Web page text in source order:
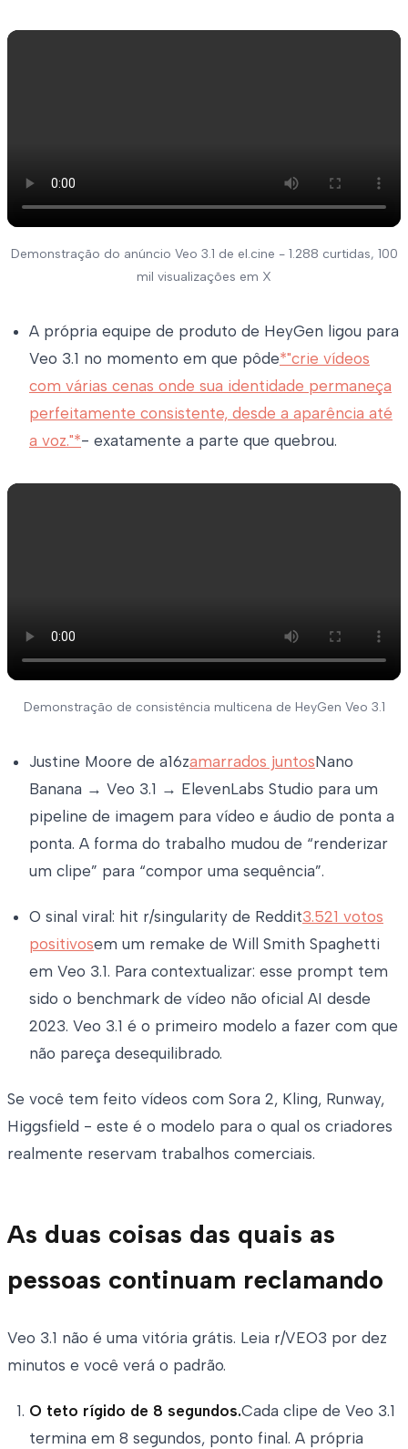
Demonstração do anúncio Veo 3.1 de el.cine - 1.288 curtidas, 100
mil visualizações em X
A própria equipe de produto de HeyGen ligou para
Veo 3.1 no momento em que pôde*"crie vídeos
com várias cenas onde sua identidade permaneça
perfeitamente consistente, desde a aparência até
a voz."*- exatamente a parte que quebrou.
Demonstração de consistência multicena de HeyGen Veo 3.1
Justine Moore de a16zamarrados juntosNano
Banana → Veo 3.1 → ElevenLabs Studio para um
pipeline de imagem para vídeo e áudio de ponta a
ponta. A forma do trabalho mudou de “renderizar
um clipe” para “compor uma sequência”.
O sinal viral: hit r/singularity de Reddit3.521 votos
positivosem um remake de Will Smith Spaghetti
em Veo 3.1. Para contextualizar: esse prompt tem
sido o benchmark de vídeo não oficial AI desde
2023. Veo 3.1 é o primeiro modelo a fazer com que
não pareça desequilibrado.
Se você tem feito vídeos com Sora 2, Kling, Runway,
Higgsfield - este é o modelo para o qual os criadores
realmente reservam trabalhos comerciais.
As duas coisas das quais as
pessoas continuam reclamando
Veo 3.1 não é uma vitória grátis. Leia r/VEO3 por dez
minutos e você verá o padrão.
O teto rígido de 8 segundos.Cada clipe de Veo 3.1
termina em 8 segundos, ponto final. A própria